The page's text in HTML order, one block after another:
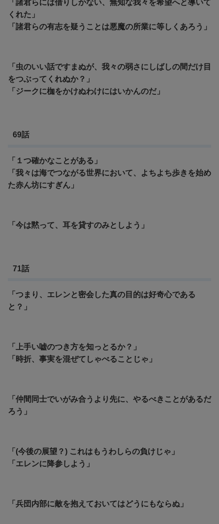
「諸君らには借りしかない、無知な我々を希望へと導いて
くれた」
「諸君らの有志を疑うことは悪魔の所業に等しくあろう」
「虫のいい話ですまぬが、我々の弱さにしばしの間だけ目
をつぶってくれぬか？」
「ジークに枷をかけぬわけにはいかんのだ」
69話
「１つ確かなことがある」
「我々は海でつながる世界において、よちよち歩きを始め
た赤ん坊にすぎん」
「今は黙って、耳を貸すのみとしよう」
71話
「つまり、エレンと密会した真の目的は好奇心である
と？」
「上手い嘘のつき方を知っとるか？」
「時折、事実を混ぜてしゃべることじゃ」
「仲間同士でいがみ合うより先に、やるべきことがあるだ
ろう」
「(今後の展望？) これはもうわしらの負けじゃ」
「エレンに降参しよう」
「兵団内部に敵を抱えておいてはどうにもならぬ」